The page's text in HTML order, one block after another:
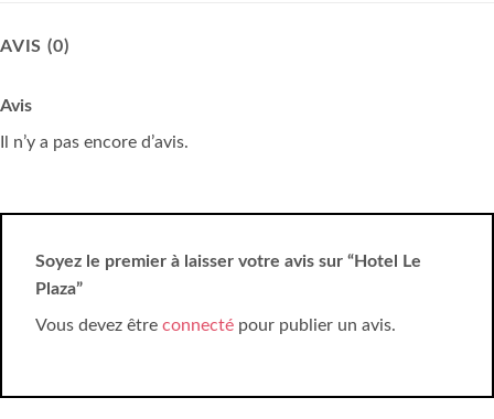
AVIS (0)
Avis
Il n’y a pas encore d’avis.
Soyez le premier à laisser votre avis sur “Hotel Le
Plaza”
Vous devez être connecté pour publier un avis.